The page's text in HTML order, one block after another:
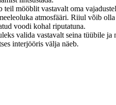
mööblit vastavalt oma
atmosfääri. Riiul võib
voodi kohal riputatuna.
valida vastavalt seina tüübile ja
interjööris välja näeb.